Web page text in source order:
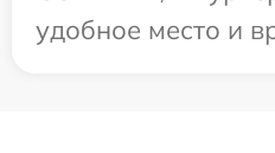
удобное место и